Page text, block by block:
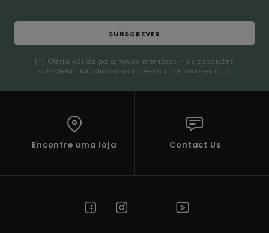
SUBSCREVER
(*) Oferta válida para novos membros - As condições
completas são descritas no e-mail de boas-vindas
Encontre uma loja Contact Us